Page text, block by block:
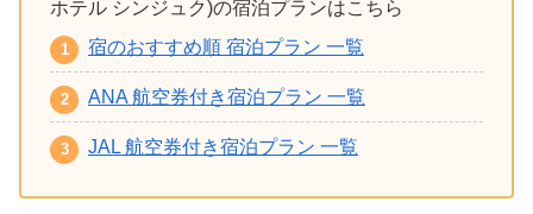
ホテル シンジュク)の宿泊プランはこちら
宿のおすすめ順 宿泊プラン 一覧
ANA 航空券付き宿泊プラン 一覧
JAL 航空券付き宿泊プラン 一覧